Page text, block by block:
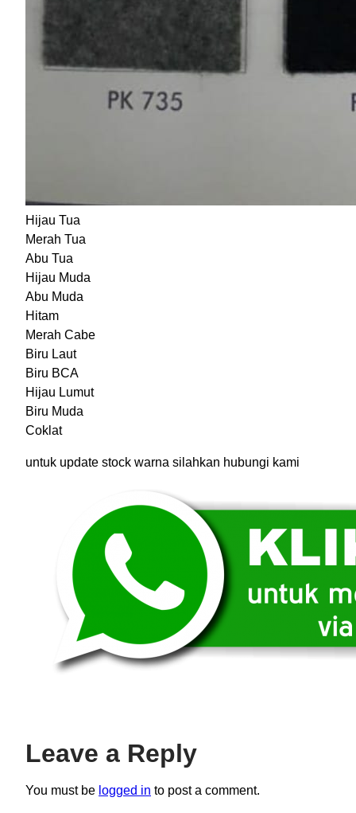
Hijau Tua
Merah Tua
Abu Tua
Hijau Muda
Abu Muda
Hitam
Merah Cabe
Biru Laut
Biru BCA
Hijau Lumut
Biru Muda
Coklat
untuk update stock warna silahkan hubungi kami
Leave a Reply
You must be logged in to post a comment.